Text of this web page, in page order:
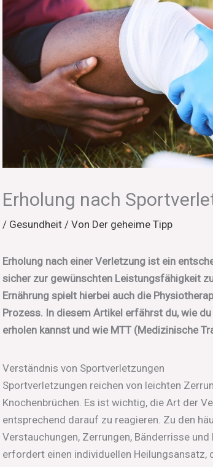
Erholung nach
/ Gesundheit / Von Der geheime Tipp
Erholung nach einer Verletzung ist ein
sicher zur gewünschten Leistungsfähigkeit
Ernährung spielt hierbei auch die
Prozess. In diesem Artikel erfährst du, wie
erholen kannst und wie MTT (Medizinische
Verständnis von Sportverletzungen
Sportverletzungen reichen von leichten
Knochenbrüchen. Es ist wichtig, die Art der
entsprechend darauf zu reagieren. Zu den
Verstauchungen, Zerrungen, Bänderrisse
erfordert einen individuellen